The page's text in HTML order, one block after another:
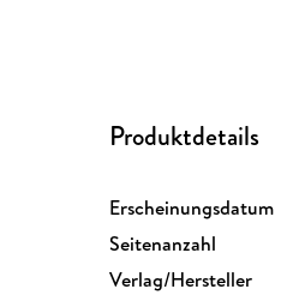
Produktdetails
Erscheinungsdatum
Seitenanzahl
Verlag/Hersteller